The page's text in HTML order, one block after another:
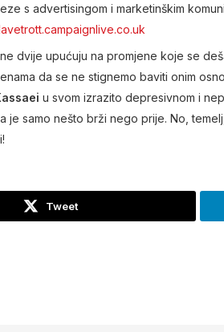
s advertisingom i marketinškim
dvije upućuju na promjene koje se
da se ne stignemo baviti onim
u svom izrazito depresivnom i
samo nešto brži nego prije. No,
Tweet